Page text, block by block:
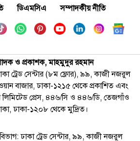
ডিএমসিএ সম্পাদকীয় নীতি
ও প্রকাশক, মাহমুদুর রহমান
ট্রেড সেন্টার (৮ম ফ্লোর), ৯৯, কাজী নজরুল
বাজার, ঢাকা-১২১৫ থেকে প্রকাশিত এবং
প্রেস, ৪৪৬/সি ও ৪৪৬/ডি, তেজগাঁও
ঢাকা-১২০৮ থেকে মুদ্রিত।
ঢাকা ট্রেড সেন্টার, ৯৯, কাজী নজরুল